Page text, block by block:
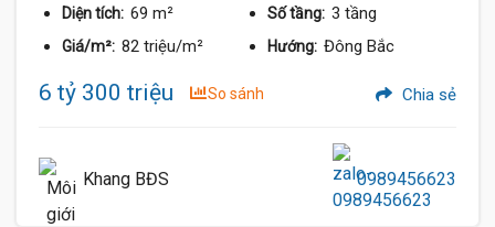
Diện tích: 69 m² Số tầng: 3 tầng
Giá/m²: 82 triệu/m² Hướng: Đông Bắc
6 tỷ 300 triệu So sánh Chia sẻ
Khang BĐS 0989456623